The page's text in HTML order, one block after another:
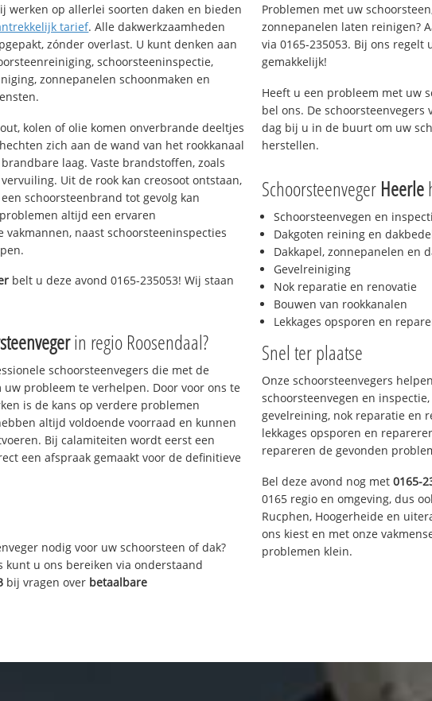
werken op allerlei soorten daken en bieden
tarief. Alle dakwerkzaamheden
zónder overlast. U kunt denken aan
schoorsteeninspectie,
zonnepanelen schoonmaken en
kolen of olie komen onverbrande deeltjes
zich aan de wand van het rookkanaal
laag. Vaste brandstoffen, zoals
Uit de rook kan creosoot ontstaan,
schoorsteenbrand tot gevolg kan
altijd een ervaren
naast schoorsteeninspecties
belt u deze avond 0165-235053! Wij staan
in regio Roosendaal?
schoorsteenvegers die met de
probleem te verhelpen. Door voor ons te
is de kans op verdere problemen
altijd voldoende voorraad en kunnen
Bij calamiteiten wordt eerst een
een afspraak gemaakt voor de definitieve
nodig voor uw schoorsteen of dak?
kunt u ons bereiken via onderstaand
bij vragen over betaalbare
Problemen met uw
zonnepanelen laten reinigen?
via 0165-235053. Bij ons
gemakkelijk!
Heeft u een probleem met uw
bel ons. De
dag bij u in de buurt om uw
herstellen.
Schoorsteenveger Heerle
Schoorsteenvegen en
Dakgoten reining en
Dakkapel, zonnepanelen en
Gevelreiniging
Nok reparatie en renovatie
Bouwen van rookkanalen
Lekkages opsporen en
Snel ter plaatse
Onze schoorsteenvegers
schoorsteenvegen en
gevelreining, nok reparatie en
lekkages opsporen en
repareren de gevonden
Bel deze avond nog met 0165-
0165 regio en omgeving, dus
Rucphen, Hoogerheide en
ons kiest en met onze
problemen klein.